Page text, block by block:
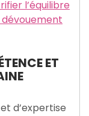
l’équilibre
ET
d’expertise